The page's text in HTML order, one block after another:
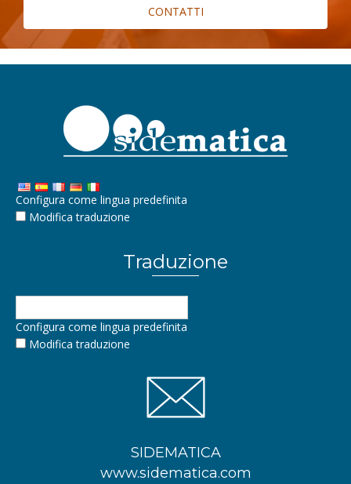
CONTATTI
Configura come lingua predefinita
Modifica traduzione
Traduzione
Configura come lingua predefinita
Modifica traduzione
SIDEMATICA
www.sidematica.com